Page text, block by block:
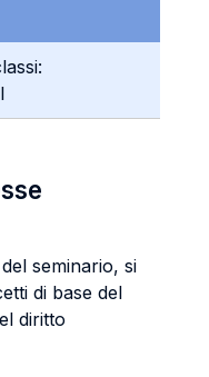
seminario, si
di base del
diritto